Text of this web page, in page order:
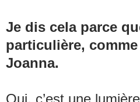
Je dis cela parce
particulière,
Joanna.